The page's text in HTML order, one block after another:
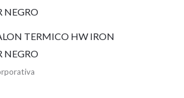
TERMICO HW IRON
NEGRO